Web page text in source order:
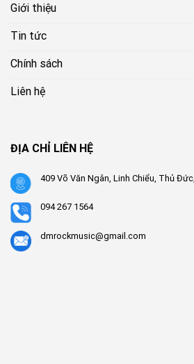
Giới thiệu
Tin tức
Chính sách
Liên hệ
ĐỊA CHỈ LIÊN HỆ
409 Võ Văn Ngân, Linh Chiểu, Thủ
094 267 1564
dmrockmusic@gmail.com